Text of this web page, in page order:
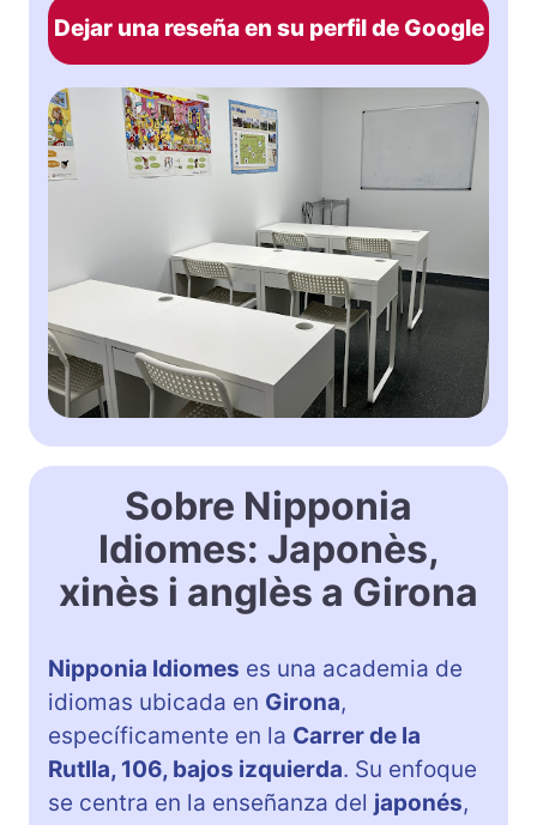
Dejar una reseña en su perfil de Google
Sobre Nipponia
Idiomes: Japonès,
xinès i anglès a Girona
Nipponia Idiomes es una academia de
idiomas ubicada en Girona,
específicamente en la Carrer de la
Rutlla, 106, bajos izquierda. Su enfoque
se centra en la enseñanza del japonés,